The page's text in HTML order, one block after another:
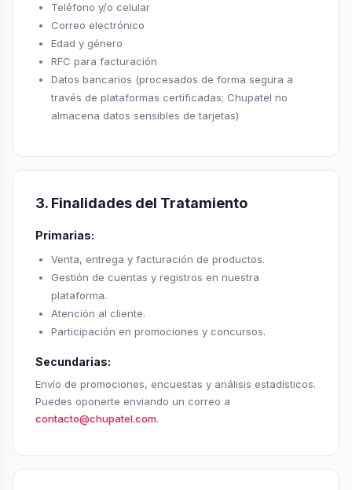
Teléfono y/o celular
Correo electrónico
Edad y género
RFC para facturación
Datos bancarios (procesados de forma segura a
través de plataformas certificadas; Chupatel no
almacena datos sensibles de tarjetas)
3. Finalidades del Tratamiento
Primarias:
Venta, entrega y facturación de productos.
Gestión de cuentas y registros en nuestra
plataforma.
Atención al cliente.
Participación en promociones y concursos.
Secundarias:
Envío de promociones, encuestas y análisis estadísticos.
Puedes oponerte enviando un correo a
contacto@chupatel.com.